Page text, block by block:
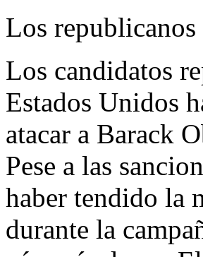
Los
Los candidatos
Estados Unidos
atacar a Barack
Pese a las
haber tendido la
durante la